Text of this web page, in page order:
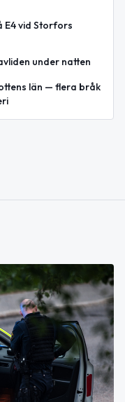
E4 vid Storfors
under natten
län — flera bråk